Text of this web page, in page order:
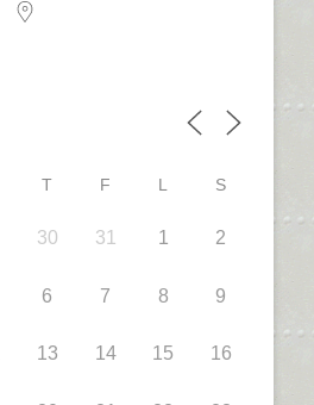
T F L S
30 31 1 2
6 7 8 9
13 14 15 16